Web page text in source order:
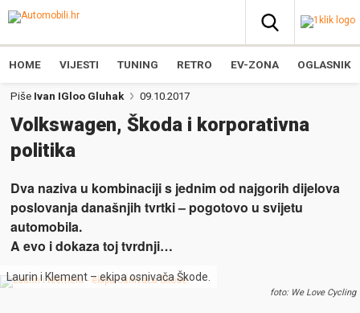
HOME VIJESTI TUNING RETRO EV-ZONA OGLASNIK
Piše Ivan IGloo Gluhak 09.10.2017
Volkswagen, Škoda i korporativna
politika
Dva naziva u kombinaciji s jednim od najgorih dijelova
poslovanja današnjih tvrtki – pogotovo u svijetu
automobila.
A evo i dokaza toj tvrdnji…
Laurin i Klement – ekipa osnivača Škode.
foto: We Love Cycling